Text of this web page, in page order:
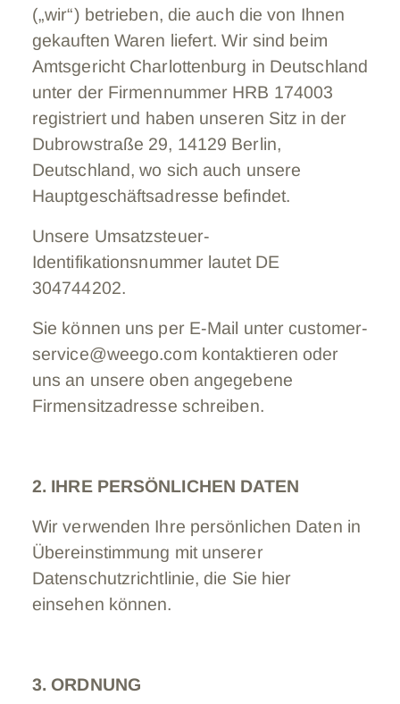
(„wir“) betrieben, die auch die von Ihnen
gekauften Waren liefert. Wir sind beim
Amtsgericht Charlottenburg in Deutschland
unter der Firmennummer HRB 174003
registriert und haben unseren Sitz in der
Dubrowstraße 29, 14129 Berlin,
Deutschland, wo sich auch unsere
Hauptgeschäftsadresse befindet.
Unsere Umsatzsteuer-
Identifikationsnummer lautet DE
304744202.
Sie können uns per E-Mail unter customer-
service@weego.com kontaktieren oder
uns an unsere oben angegebene
Firmensitzadresse schreiben.
2. IHRE PERSÖNLICHEN DATEN
Wir verwenden Ihre persönlichen Daten in
Übereinstimmung mit unserer
Datenschutzrichtlinie, die Sie hier
einsehen können.
3. ORDNUNG